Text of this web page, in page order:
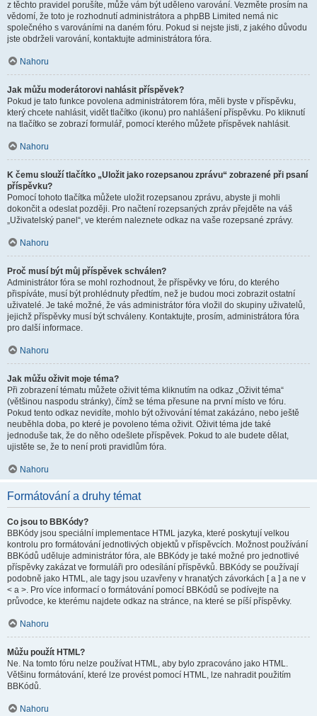
z těchto pravidel porušíte, může vám být uděleno varování. Vezměte prosím na
vědomí, že toto je rozhodnutí administrátora a phpBB Limited nemá nic
společného s varováními na daném fóru. Pokud si nejste jisti, z jakého důvodu
jste obdrželi varování, kontaktujte administrátora fóra.
Nahoru
Jak můžu moderátorovi nahlásit příspěvek?
Pokud je tato funkce povolena administrátorem fóra, měli byste v příspěvku,
který chcete nahlásit, vidět tlačítko (ikonu) pro nahlášení příspěvku. Po kliknutí
na tlačítko se zobrazí formulář, pomocí kterého můžete příspěvek nahlásit.
Nahoru
K čemu slouží tlačítko „Uložit jako rozepsanou zprávu“ zobrazené při psaní
příspěvku?
Pomocí tohoto tlačítka můžete uložit rozepsanou zprávu, abyste ji mohli
dokončit a odeslat později. Pro načtení rozepsaných zpráv přejděte na váš
„Uživatelský panel“, ve kterém naleznete odkaz na vaše rozepsané zprávy.
Nahoru
Proč musí být můj příspěvek schválen?
Administrátor fóra se mohl rozhodnout, že příspěvky ve fóru, do kterého
přispíváte, musí být prohlédnuty předtím, než je budou moci zobrazit ostatní
uživatelé. Je také možné, že vás administrátor fóra vložil do skupiny uživatelů,
jejichž příspěvky musí být schváleny. Kontaktujte, prosím, administrátora fóra
pro další informace.
Nahoru
Jak můžu oživit moje téma?
Při zobrazení tématu můžete oživit téma kliknutím na odkaz „Oživit téma“
(většinou naspodu stránky), čímž se téma přesune na první místo ve fóru.
Pokud tento odkaz nevidíte, mohlo být oživování témat zakázáno, nebo ještě
neuběhla doba, po které je povoleno téma oživit. Oživit téma jde také
jednoduše tak, že do něho odešlete příspěvek. Pokud to ale budete dělat,
ujistěte se, že to není proti pravidlům fóra.
Nahoru
Formátování a druhy témat
Co jsou to BBKódy?
BBKódy jsou speciální implementace HTML jazyka, které poskytují velkou
kontrolu pro formátování jednotlivých objektů v příspěvcích. Možnost používání
BBKódů uděluje administrátor fóra, ale BBKódy je také možné pro jednotlivé
příspěvky zakázat ve formuláři pro odesílání příspěvků. BBKódy se používají
podobně jako HTML, ale tagy jsou uzavřeny v hranatých závorkách [ a ] a ne v
< a >. Pro více informací o formátování pomocí BBKódů se podívejte na
průvodce, ke kterému najdete odkaz na stránce, na které se píší příspěvky.
Nahoru
Můžu použít HTML?
Ne. Na tomto fóru nelze používat HTML, aby bylo zpracováno jako HTML.
Většinu formátování, které lze provést pomocí HTML, lze nahradit použitím
BBKódů.
Nahoru